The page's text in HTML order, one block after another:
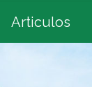
Articulos